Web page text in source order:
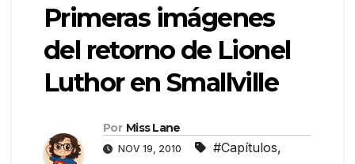
Primeras imágenes
del retorno de Lionel
Luthor en Smallville
Por Miss Lane
NOV 19, 2010 #Capítulos,